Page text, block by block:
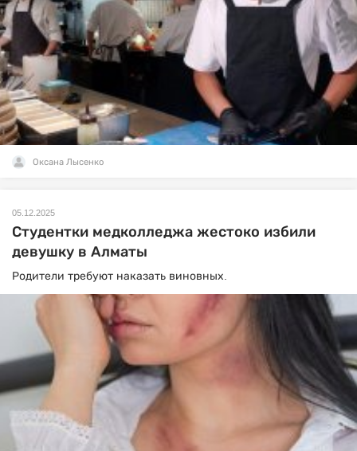
Оксана Лысенко
05.12.2025
Студентки медколледжа жестоко избили
девушку в Алматы
Родители требуют наказать виновных.